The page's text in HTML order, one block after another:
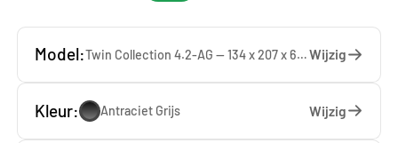
Model: Twin Collection 4.2-AG — 134 x 207 x 65 cmWijzig
Kleur: Antraciet Grijs Wijzig